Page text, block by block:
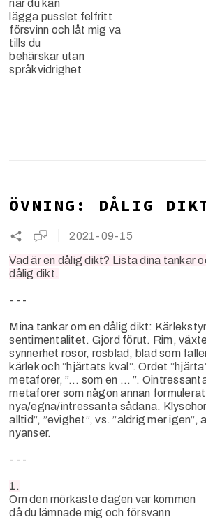
när du kan
lägga pusslet felfritt
försvinn och låt mig va
tills du
behärskar utan
språkvidrighet
ÖVNING: DÅLIG
2021-09-15
Vad är en dålig dikt? Lista dina tankar
dålig dikt.
- - -
Mina tankar om en dålig dikt:
sentimentalitet. Gjord förut. Rim,
synnerhet rosor, rosblad, blad som
kärlek och ”hjärtats kval”. Ordet
metaforer, ”… som en … ”.
metaforer som någon annan
nya/egna/intressanta sådana.
alltid”, ”evighet”, vs. ”aldrig mer igen”,
nyanser.
- - -
1.
Om den mörkaste dagen var kommen
då du lämnade mig och försvann